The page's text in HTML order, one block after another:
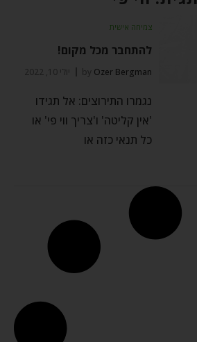
צמיחה אישית
להתחבר מכל מקום!
by Ozer Bergman יולי 10, 2022
נגמרו התירוצים: אל תגידו
'אין קליטה' ו'צריך ווי פי' או
כל תנאי כזה או